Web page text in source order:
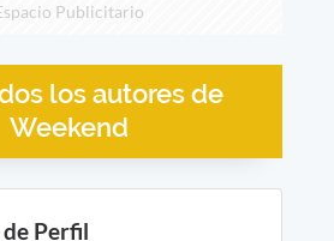
Publicitario
los autores de
Weekend
de Perfil